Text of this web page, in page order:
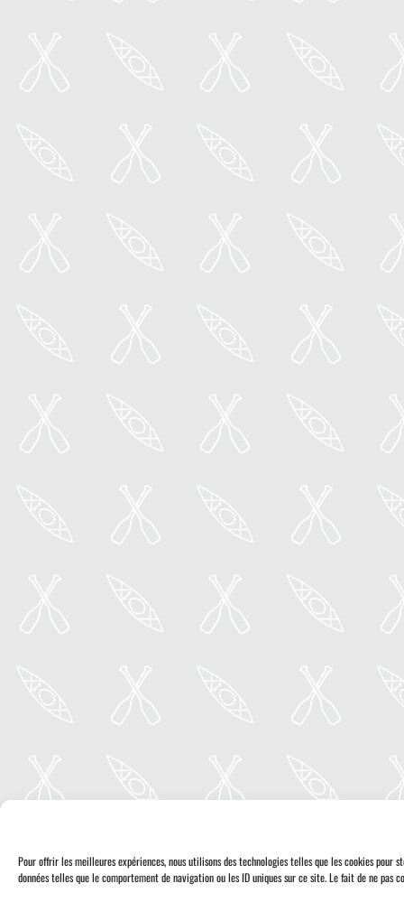
Pour offrir les meilleures expériences, nous utilisons des technologies telles que les cookies
données telles que le comportement de navigation ou les ID uniques sur ce site. Le fait de ne